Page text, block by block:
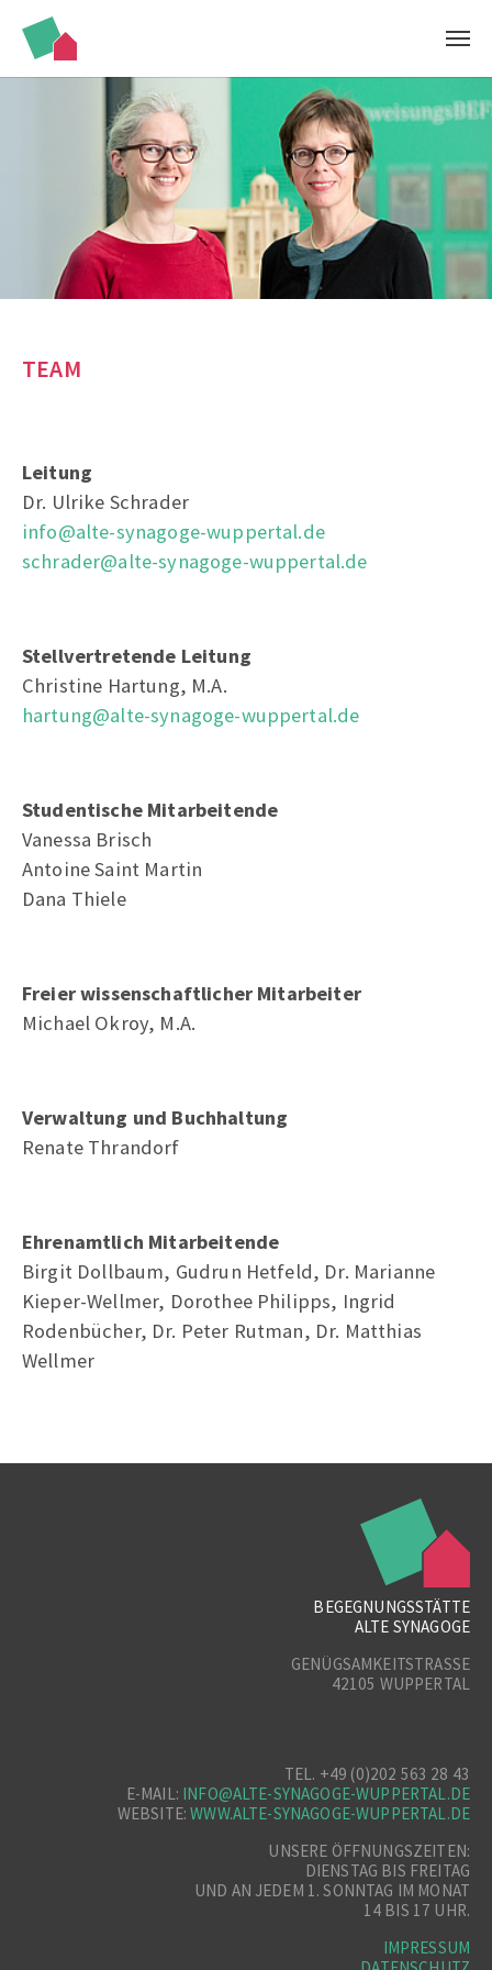
Zum Hauptinhalt springen
TEAM
Leitung
Dr. Ulrike Schrader
info@alte-synagoge-wuppertal.de
schrader@alte-synagoge-wuppertal.de
Stellvertretende Leitung
Christine Hartung, M.A.
hartung@alte-synagoge-wuppertal.de
Studentische Mitarbeitende
Vanessa Brisch
Antoine Saint Martin
Dana Thiele
Freier wissenschaftlicher Mitarbeiter
Michael Okroy, M.A.
Verwaltung und Buchhaltung
Renate Thrandorf
Ehrenamtlich Mitarbeitende
Birgit Dollbaum, Gudrun Hetfeld, Dr. Marianne
Kieper-Wellmer, Dorothee Philipps, Ingrid
Rodenbücher, Dr. Peter Rutman, Dr. Matthias
Wellmer
BEGEGNUNGSSTÄTTE
ALTE SYNAGOGE
GENÜGSAMKEITSTRASSE
42105 WUPPERTAL
TEL. +49 (0)202 563 28 43
E-MAIL: INFO@ALTE-SYNAGOGE-WUPPERTAL.DE
WEBSITE:WWW.ALTE-SYNAGOGE-WUPPERTAL.DE
UNSERE ÖFFNUNGSZEITEN:
DIENSTAG BIS FREITAG
UND AN JEDEM 1. SONNTAG IM MONAT
14 BIS 17 UHR.
IMPRESSUM